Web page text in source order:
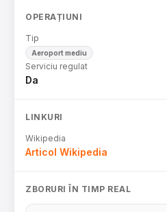
OPERAȚIUNI
Tip
Aeroport mediu
Serviciu regulat
Da
LINKURI
Wikipedia
Articol Wikipedia
ZBORURI ÎN TIMP REAL